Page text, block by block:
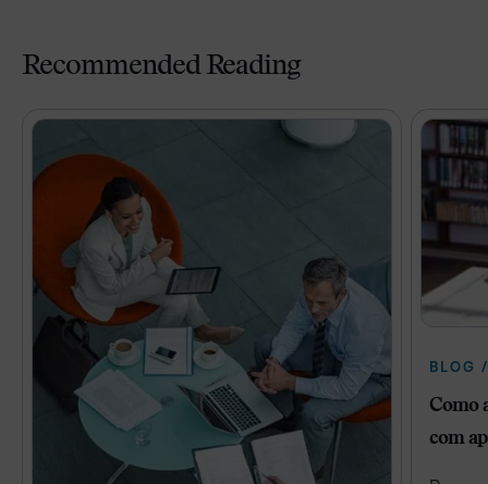
Recommended Reading
BLOG
Como
com